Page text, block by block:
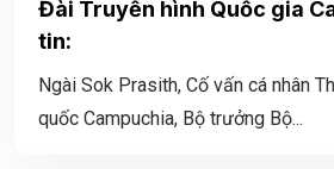
Đài Truyền hình Quốc gia
tin:
Ngài Sok Prasith, Cố vấn cá nhân
quốc Campuchia, Bộ trưởng Bộ...